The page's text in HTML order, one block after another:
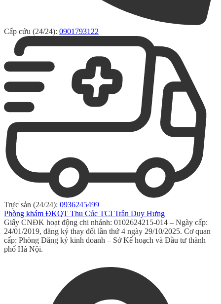
Cấp cứu (24/24): 0901793122
Trực sản (24/24): 0936245499
Phòng khám ĐKQT Thu Cúc TCI Trần Duy Hưng
Giấy CNĐK hoạt động chi nhánh: 0102624215-014 – Ngày cấp:
24/01/2019, đăng ký thay đổi lần thứ 4 ngày 29/10/2025. Cơ quan
cấp: Phòng Đăng ký kinh doanh – Sở Kế hoạch và Đầu tư thành
phố Hà Nội.